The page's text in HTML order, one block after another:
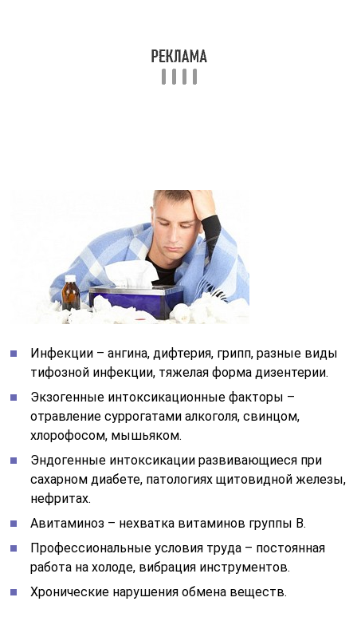
Инфекции – ангина, дифтерия, грипп, разные виды
тифозной инфекции, тяжелая форма дизентерии.
Экзогенные интоксикационные факторы –
отравление суррогатами алкоголя, свинцом,
хлорофосом, мышьяком.
Эндогенные интоксикации развивающиеся при
сахарном диабете, патологиях щитовидной железы,
нефритах.
Авитаминоз – нехватка витаминов группы В.
Профессиональные условия труда – постоянная
работа на холоде, вибрация инструментов.
Хронические нарушения обмена веществ.